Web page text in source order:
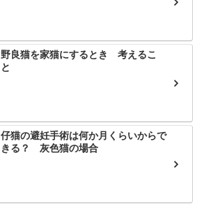
野良猫を家猫にするとき 考えるこ
と
仔猫の避妊手術は何か月くらいからで
きる？ 灰色猫の場合